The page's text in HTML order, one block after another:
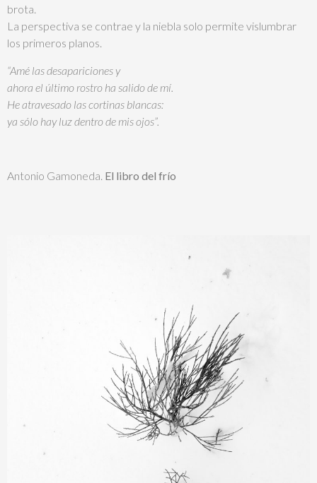
brota.
La perspectiva se contrae y la niebla solo permite vislumbrar
los primeros planos.
“Amé las desapariciones y
ahora el último rostro ha salido de mí.
He atravesado las cortinas blancas:
ya sólo hay luz dentro de mis ojos”.
Antonio Gamoneda. El libro del frío